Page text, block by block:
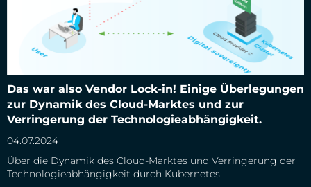
Das war also Vendor Lock-in! Einige Überlegungen
zur Dynamik des Cloud-Marktes und zur
Verringerung der Technologieabhängigkeit.
04.07.2024
Über die Dynamik des Cloud-Marktes und Verringerung der
Technologieabhängigkeit durch Kubernetes
Das war also Vendor Lock-in! Einige Überlegungen zur
Dynamik des Cloud-Marktes und zur Verringerung der
Technologieabhängigkeit.